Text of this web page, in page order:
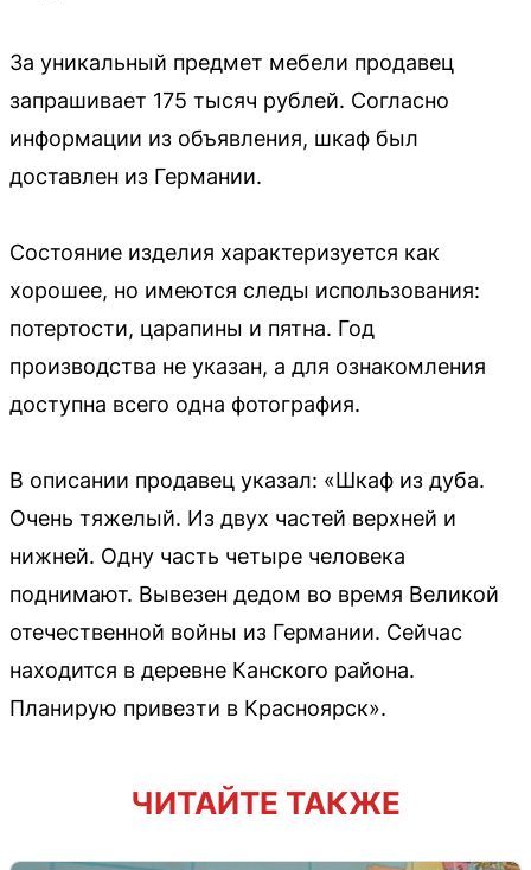
За уникальный предмет мебели продавец
запрашивает 175 тысяч рублей. Согласно
информации из объявления, шкаф был
доставлен из Германии.
Состояние изделия характеризуется как
хорошее, но имеются следы использования:
потертости, царапины и пятна. Год
производства не указан, а для ознакомления
доступна всего одна фотография.
В описании продавец указал: «Шкаф из дуба.
Очень тяжелый. Из двух частей верхней и
нижней. Одну часть четыре человека
поднимают. Вывезен дедом во время Великой
отечественной войны из Германии. Сейчас
находится в деревне Канского района.
Планирую привезти в Красноярск».
ЧИТАЙТЕ ТАКЖЕ